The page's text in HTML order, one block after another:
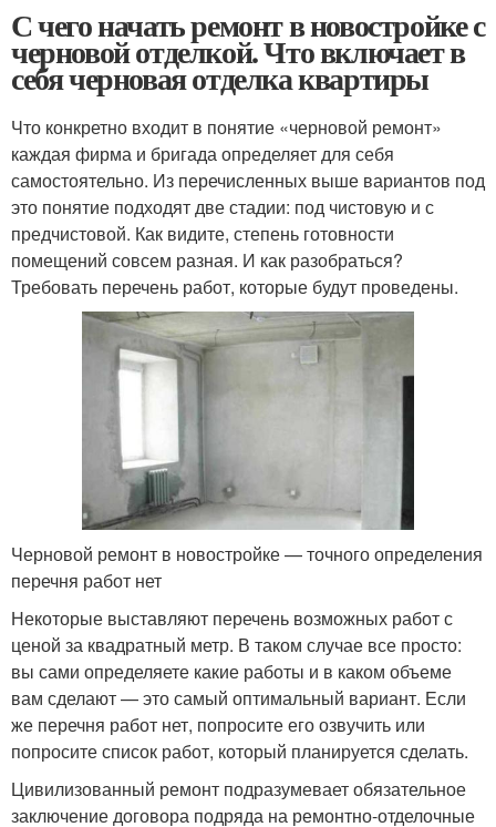
С чего начать ремонт в новостройке с
черновой отделкой. Что включает в
себя черновая отделка квартиры
Что конкретно входит в понятие «черновой ремонт»
каждая фирма и бригада определяет для себя
самостоятельно. Из перечисленных выше вариантов под
это понятие подходят две стадии: под чистовую и с
предчистовой. Как видите, степень готовности
помещений совсем разная. И как разобраться?
Требовать перечень работ, которые будут проведены.
Черновой ремонт в новостройке — точного определения
перечня работ нет
Некоторые выставляют перечень возможных работ с
ценой за квадратный метр. В таком случае все просто:
вы сами определяете какие работы и в каком объеме
вам сделают — это самый оптимальный вариант. Если
же перечня работ нет, попросите его озвучить или
попросите список работ, который планируется сделать.
Цивилизованный ремонт подразумевает обязательное
заключение договора подряда на ремонтно-отделочные